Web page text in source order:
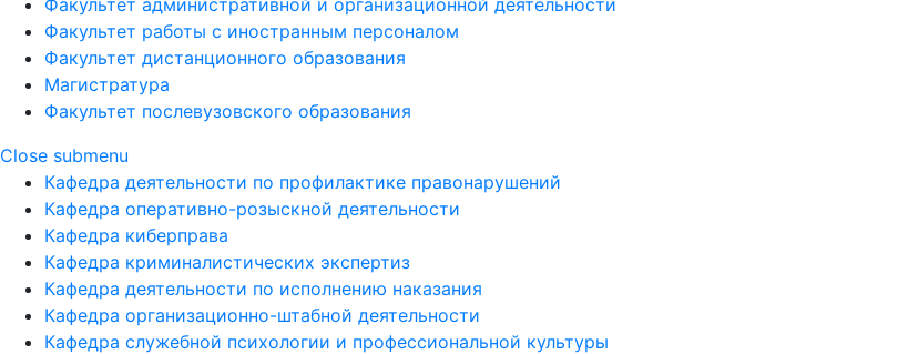
Факультет административной и организационной деятельности
Факультет работы с иностранным персоналом
Факультет дистанционного образования
Магистратура
Факультет послевузовского образования
Close submenu
Кафедра деятельности по профилактике правонарушений
Кафедра оперативно-розыскной деятельности
Кафедра киберправа
Кафедра криминалистических экспертиз
Кафедра деятельности по исполнению наказания
Кафедра организационно-штабной деятельности
Кафедра служебной психологии и профессиональной культуры